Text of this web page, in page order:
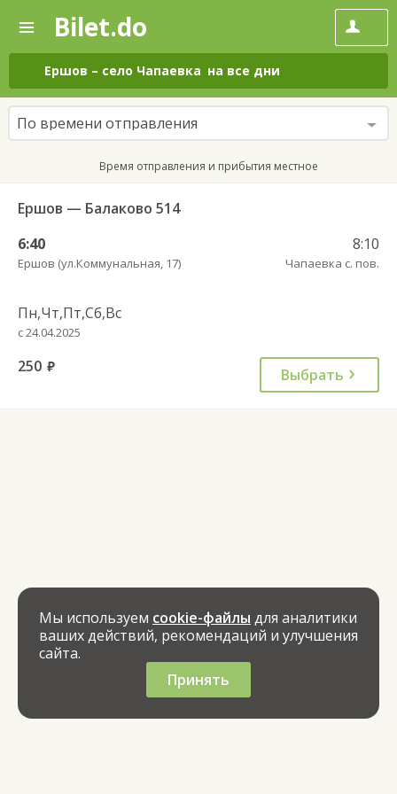
—
Поиск
и
покупка
билетов
на
автобус
онлайн
Bilet.do
Ершов – село Чапаевка на все дни
По времени отправления
Время отправления и прибытия местное
Ершов — Балаково 514
6:40
Ершов (ул.Коммунальная, 17)
8:10
Чапаевка с. пов.
Пн,Чт,Пт,Сб,Вс
с 24.04.2025
250 руб. Выбрать
Мы используем cookie-файлы для аналитики
ваших действий, рекомендаций и улучшения
сайта.
Принять